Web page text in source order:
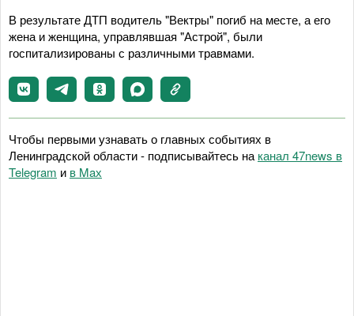
В результате ДТП водитель "Вектры" погиб на месте, а его
жена и женщина, управлявшая "Астрой", были
госпитализированы с различными травмами.
Чтобы первыми узнавать о главных событиях в
Ленинградской области - подписывайтесь на канал 47news в
Telegram и в Maх